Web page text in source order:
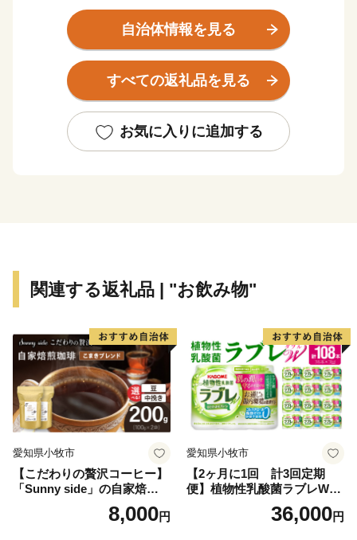
世界遺産「紀伊山地の霊場と参詣道(通称：熊野古道)」
の大きな見所のひとつが那智勝浦町にあります。
苔むした石畳を上っていくと、、熊野三山のひとつ「熊
野那智大社」、西国三十三所の一番札所である「那智山
滝」が忽然と姿を現します。
いにしえの時代、上皇から庶民まで実にさまざまな人々
【温泉】
源泉数は県内一で、温泉宿も日帰り温泉もたくさん。
おだやかな太平洋を眺めながら、ゆったり、ほっこりし
てみませんか？
自治体情報を見る
すべての返礼品を見る
お気に入りに追加する
関連する返礼品 | "お飲み物"
愛知県小牧市
【こだわりの贅沢コーヒー】
「Sunny side」の自家焙煎珈
琲こまきブレンド（200g）
8,000円
愛知県小牧市
【2ヶ月に1回 計3回定期
便】植物性乳酸菌ラブレW
プレーン36本（計108本）
36,000円